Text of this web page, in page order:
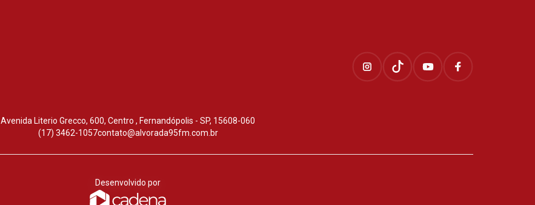
Avenida Literio Grecco, 600, Centro , Fernandópolis - SP, 15608-060
(17) 3462-1057contato@alvorada95fm.com.br
Desenvolvido por